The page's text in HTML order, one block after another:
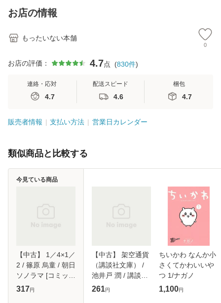
恵 藤本幸三 / 南江
堂 [単行
お店の情報
もったいない本舗
0
お店の評価： 4.7点 (830件)
連絡・応対
4.7
配送スピード
4.6
梱包
4.7
販売者情報 支払い方法 営業日カレンダー
類似商品と比較する
【中古】 1／4×1／
2 / 篠原 烏童 / 朝日
ソノラマ [コミッ
ク]【メール便送料
317円
今見ている商品
【中古】 架空通貨
（講談社文庫） /
池井戸 潤 / 講談社
[文庫]【メール便送
261円
ちいかわ なんか小
さくてかわいいや
つ 1/ナガノ
1,100円